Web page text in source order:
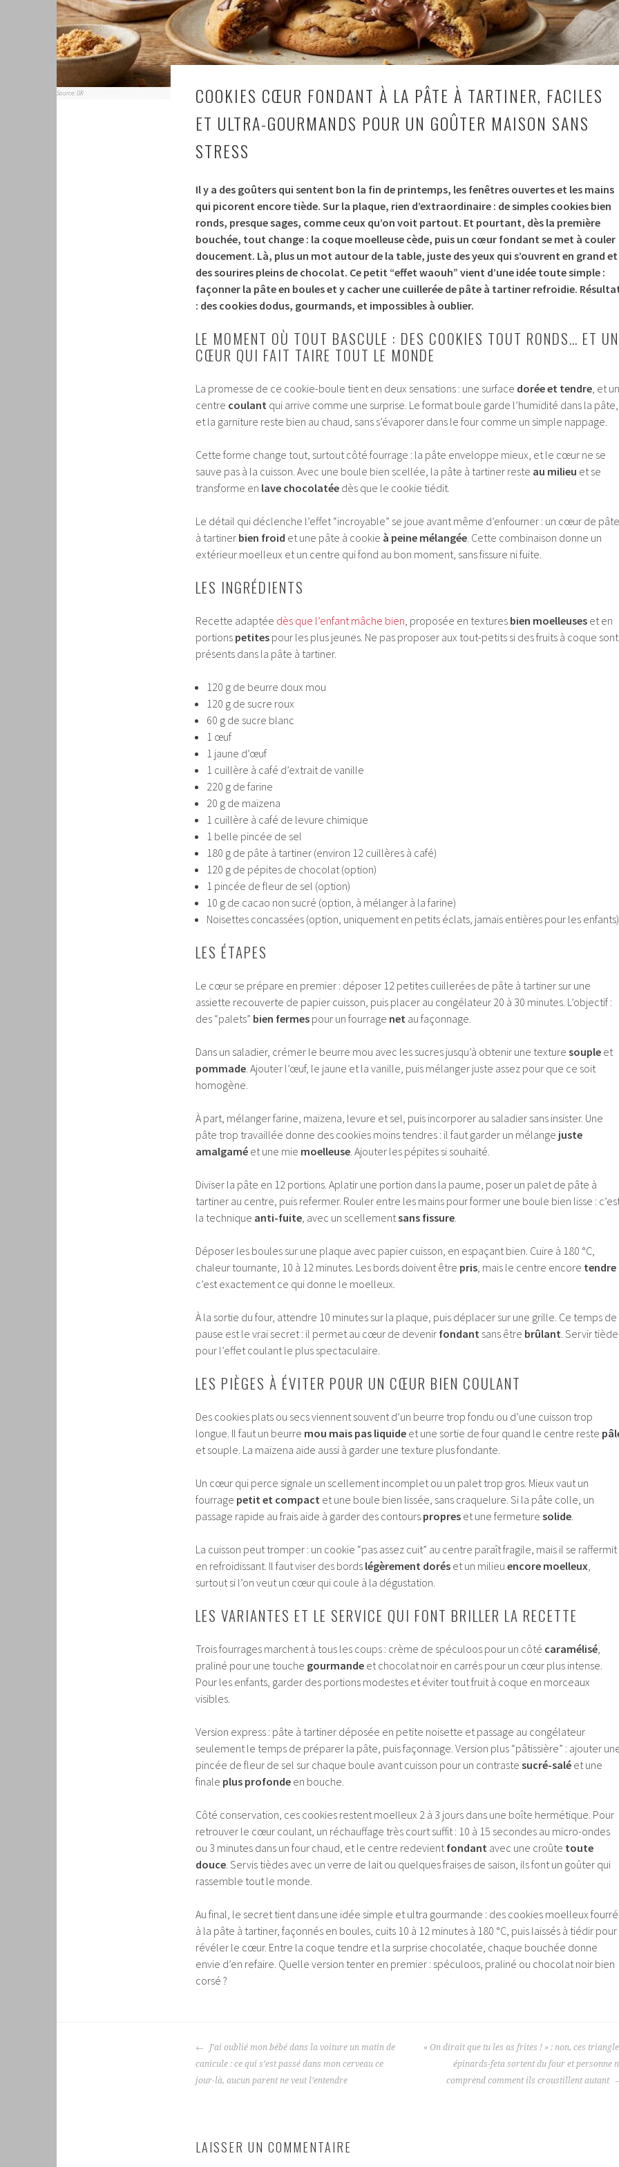
Source: DR
COOKIES CŒUR FONDANT À LA PÂTE À TARTINER, FACILES
ET ULTRA-GOURMANDS POUR UN GOÛTER MAISON SANS
STRESS
Il y a des goûters qui sentent bon la fin de printemps, les fenêtres ouvertes et les mains
qui picorent encore tiède. Sur la plaque, rien d’extraordinaire : de simples cookies bien
ronds, presque sages, comme ceux qu’on voit partout. Et pourtant, dès la première
bouchée, tout change : la coque moelleuse cède, puis un cœur fondant se met à couler
doucement. Là, plus un mot autour de la table, juste des yeux qui s’ouvrent en grand et
des sourires pleins de chocolat. Ce petit “effet waouh” vient d’une idée toute simple :
façonner la pâte en boules et y cacher une cuillerée de pâte à tartiner refroidie.
: des cookies dodus, gourmands, et impossibles à oublier.
LE MOMENT OÙ TOUT BASCULE : DES COOKIES TOUT RONDS… ET UN
CŒUR QUI FAIT TAIRE TOUT LE MONDE
La promesse de ce cookie-boule tient en deux sensations : une surface dorée et tendre, et un
centre coulant qui arrive comme une surprise. Le format boule garde l’humidité dans la pâte,
et la garniture reste bien au chaud, sans s’évaporer dans le four comme un simple nappage.
Cette forme change tout, surtout côté fourrage : la pâte enveloppe mieux, et le cœur ne se
sauve pas à la cuisson. Avec une boule bien scellée, la pâte à tartiner reste au milieu et se
transforme en lave chocolatée dès que le cookie tiédit.
Le détail qui déclenche l’effet “incroyable” se joue avant même d’enfourner : un cœur de pâte
à tartiner bien froid et une pâte à cookie à peine mélangée. Cette combinaison donne un
extérieur moelleux et un centre qui fond au bon moment, sans fissure ni fuite.
LES INGRÉDIENTS
Recette adaptée dès que l’enfant mâche bien, proposée en textures bien moelleuses et en
portions petites pour les plus jeunes. Ne pas proposer aux tout-petits si des fruits à coque sont
présents dans la pâte à tartiner.
120 g de beurre doux mou
120 g de sucre roux
60 g de sucre blanc
1 œuf
1 jaune d’œuf
1 cuillère à café d’extrait de vanille
220 g de farine
20 g de maïzena
1 cuillère à café de levure chimique
1 belle pincée de sel
180 g de pâte à tartiner (environ 12 cuillères à café)
120 g de pépites de chocolat (option)
1 pincée de fleur de sel (option)
10 g de cacao non sucré (option, à mélanger à la farine)
Noisettes concassées (option, uniquement en petits éclats, jamais entières pour les enfants)
LES ÉTAPES
Le cœur se prépare en premier : déposer 12 petites cuillerées de pâte à tartiner sur une
assiette recouverte de papier cuisson, puis placer au congélateur 20 à 30 minutes. L’objectif :
des “palets” bien fermes pour un fourrage net au façonnage.
Dans un saladier, crémer le beurre mou avec les sucres jusqu’à obtenir une texture souple et
pommade. Ajouter l’œuf, le jaune et la vanille, puis mélanger juste assez pour que ce soit
homogène.
À part, mélanger farine, maïzena, levure et sel, puis incorporer au saladier sans insister. Une
pâte trop travaillée donne des cookies moins tendres : il faut garder un mélange juste
amalgamé et une mie moelleuse. Ajouter les pépites si souhaité.
Diviser la pâte en 12 portions. Aplatir une portion dans la paume, poser un palet de pâte à
tartiner au centre, puis refermer. Rouler entre les mains pour former une boule bien lisse :
la technique anti-fuite, avec un scellementsans fissure.
Déposer les boules sur une plaque avec papier cuisson, en espaçant bien. Cuire à 180 °C,
chaleur tournante, 10 à 12 minutes. Les bords doivent être pris, mais le centre encore tendre
c’est exactement ce qui donne le moelleux.
À la sortie du four, attendre 10 minutes sur la plaque, puis déplacer sur une grille. Ce temps de
pause est le vrai secret : il permet au cœur de devenir fondant sans être brûlant. Servir tiède
pour l’effet coulant le plus spectaculaire.
LES PIÈGES À ÉVITER POUR UN CŒUR BIEN COULANT
Des cookies plats ou secs viennent souvent d’un beurre trop fondu ou d’une cuisson trop
longue. Il faut un beurre mou mais pas liquide et une sortie de four quand le centre reste
et souple. La maïzena aide aussi à garder une texture plus fondante.
Un cœur qui perce signale un scellement incomplet ou un palet trop gros. Mieux vaut un
fourrage petit et compact et une boule bien lissée, sans craquelure. Si la pâte colle, un
passage rapide au frais aide à garder des contours propres et une fermeture solide.
La cuisson peut tromper : un cookie “pas assez cuit” au centre paraît fragile, mais il se raffermit
en refroidissant. Il faut viser des bords légèrement dorés et un milieu encore moelleux,
surtout si l’on veut un cœur qui coule à la dégustation.
LES VARIANTES ET LE SERVICE QUI FONT BRILLER LA RECETTE
Trois fourrages marchent à tous les coups : crème de spéculoos pour un côté caramélisé,
praliné pour une touche gourmande et chocolat noir en carrés pour un cœur plus intense.
Pour les enfants, garder des portions modestes et éviter tout fruit à coque en morceaux
visibles.
Version express : pâte à tartiner déposée en petite noisette et passage au congélateur
seulement le temps de préparer la pâte, puis façonnage. Version plus “pâtissière” : ajouter
pincée de fleur de sel sur chaque boule avant cuisson pour un contraste sucré-salé et une
finale plus profonde en bouche.
Côté conservation, ces cookies restent moelleux 2 à 3 jours dans une boîte hermétique. Pour
retrouver le cœur coulant, un réchauffage très court suffit : 10 à 15 secondes au micro-ondes
ou 3 minutes dans un four chaud, et le centre redevientfondant avec une croûte toute
douce. Servis tièdes avec un verre de lait ou quelques fraises de saison, ils font un goûter qui
rassemble tout le monde.
Au final, le secret tient dans une idée simple et ultra gourmande : des cookies moelleux
à la pâte à tartiner, façonnés en boules, cuits 10 à 12 minutes à 180 °C, puis laissés à tiédir pour
révéler le cœur. Entre la coque tendre et la surprise chocolatée, chaque bouchée donne
envie d’en refaire. Quelle version tenter en premier : spéculoos, praliné ou chocolat noir bien
corsé ?
NAVIGATION
DES
ARTICLES
J’ai oublié mon bébé dans la voiture un matin de
canicule : ce qui s’est passé dans mon cerveau ce
jour-là, aucun parent ne veut l’entendre
« On dirait que tu les as frites ! » : non, ces
épinards-feta sortent du four et personne
comprend comment ils croustillent autant
LAISSER UN COMMENTAIRE